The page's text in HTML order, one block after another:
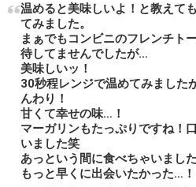
温めると美味しいよ！と教えて
てみました。
まぁでもコンビニのフレンチト
待してませんでしたが…
美味しいッ！
30秒程レンジで温めてみました
んわり！
甘くて幸せの味…！
マーガリンもたっぷりですね！
いました笑
あっという間に食べちゃいまし
もっと早くに出会いたかった…！